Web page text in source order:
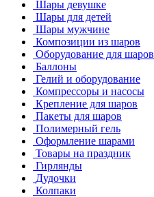
Шары девушке
Шары для детей
Шары мужчине
Композиции из шаров
Оборудование для шаров
Баллоны
Гелий и оборудование
Компрессоры и насосы
Крепление для шаров
Пакеты для шаров
Полимерный гель
Оформление шарами
Товары на праздник
Гирлянды
Дудочки
Колпаки